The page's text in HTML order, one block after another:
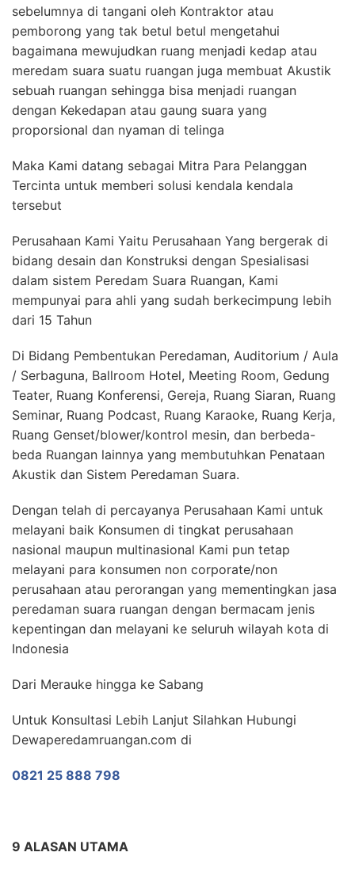
sebelumnya di tangani oleh Kontraktor atau
pemborong yang tak betul betul mengetahui
bagaimana mewujudkan ruang menjadi kedap atau
meredam suara suatu ruangan juga membuat Akustik
sebuah ruangan sehingga bisa menjadi ruangan
dengan Kekedapan atau gaung suara yang
proporsional dan nyaman di telinga
Maka Kami datang sebagai Mitra Para Pelanggan
Tercinta untuk memberi solusi kendala kendala
tersebut
Perusahaan Kami Yaitu Perusahaan Yang bergerak di
bidang desain dan Konstruksi dengan Spesialisasi
dalam sistem Peredam Suara Ruangan, Kami
mempunyai para ahli yang sudah berkecimpung lebih
dari 15 Tahun
Di Bidang Pembentukan Peredaman, Auditorium / Aula
/ Serbaguna, Ballroom Hotel, Meeting Room, Gedung
Teater, Ruang Konferensi, Gereja, Ruang Siaran, Ruang
Seminar, Ruang Podcast, Ruang Karaoke, Ruang Kerja,
Ruang Genset/blower/kontrol mesin, dan berbeda-
beda Ruangan lainnya yang membutuhkan Penataan
Akustik dan Sistem Peredaman Suara.
Dengan telah di percayanya Perusahaan Kami untuk
melayani baik Konsumen di tingkat perusahaan
nasional maupun multinasional Kami pun tetap
melayani para konsumen non corporate/non
perusahaan atau perorangan yang mementingkan jasa
peredaman suara ruangan dengan bermacam jenis
kepentingan dan melayani ke seluruh wilayah kota di
Indonesia
Dari Merauke hingga ke Sabang
Untuk Konsultasi Lebih Lanjut Silahkan Hubungi
Dewaperedamruangan.com di
0821 25 888 798
9 ALASAN UTAMA